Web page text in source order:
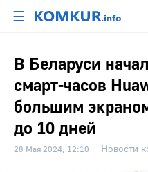
☰
В Беларуси
смарт-часов
большим
до 10 дней
28 Мая 2024, 12:10 Новости